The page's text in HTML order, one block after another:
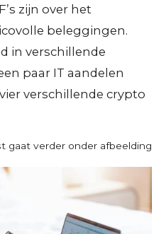
zijn over het
beleggingen.
in verschillende
paar IT aandelen
verschillende crypto
gaat verder onder afbeelding